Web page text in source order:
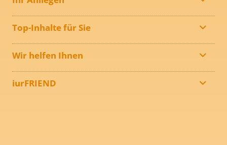
Top-Inhalte für Sie
Wir helfen Ihnen
iurFRIEND